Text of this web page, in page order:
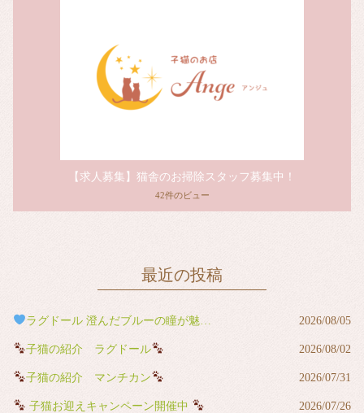
【求人募集】猫舎のお掃除スタッフ募集中！
42件のビュー
最近の投稿
ラグドール 澄んだブルーの瞳が魅力の男の子 2026/08/05
子猫の紹介 ラグドール 2026/08/02
子猫の紹介 マンチカン 2026/07/31
子猫お迎えキャンペーン開催中 2026/07/26